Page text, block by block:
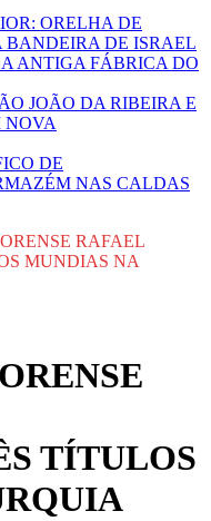
ORELHA DE
BANDEIRA DE ISRAEL
ANTIGA FÁBRICA DO
JOÃO DA RIBEIRA E
NOVA
DE
NAS CALDAS
RAFAEL
MUNDIAS NA
TÍTULOS